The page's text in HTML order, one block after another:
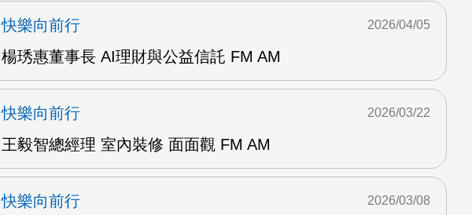
快樂向前行
楊琇惠董事長 AI理財與公益信託 FM AM
2026/04/05
快樂向前行
王毅智總經理 室內裝修 面面觀 FM AM
2026/03/22
快樂向前行
2026/03/08